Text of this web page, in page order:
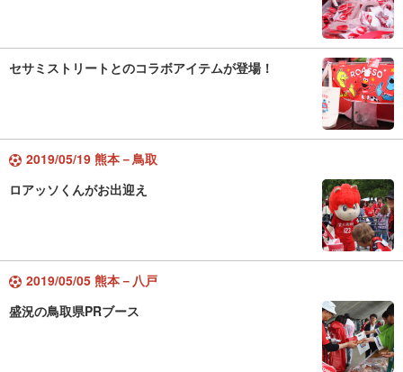
セサミストリートとのコラボアイテムが登場！
2019/05/19 熊本－鳥取
ロアッソくんがお出迎え
2019/05/05 熊本－八戸
盛況の鳥取県PRブース